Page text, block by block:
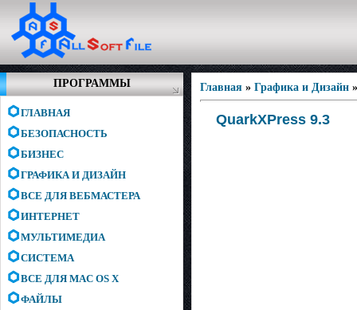
ПРОГРАММЫ
ГЛАВНАЯ
БЕЗОПАСНОСТЬ
БИЗНЕС
ГРАФИКА И ДИЗАЙН
ВСЕ ДЛЯ ВЕБМАСТЕРА
ИНТЕРНЕТ
МУЛЬТИМЕДИА
СИСТЕМА
ВСЕ ДЛЯ MAC OS X
ФАЙЛЫ
Главная » Графика и Дизайн
QuarkXPress 9.3